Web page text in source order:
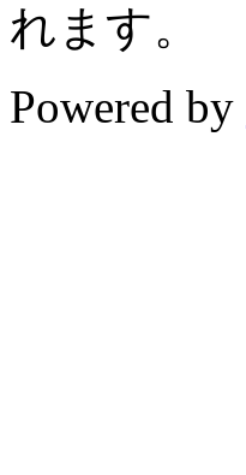
れます。
Powered by